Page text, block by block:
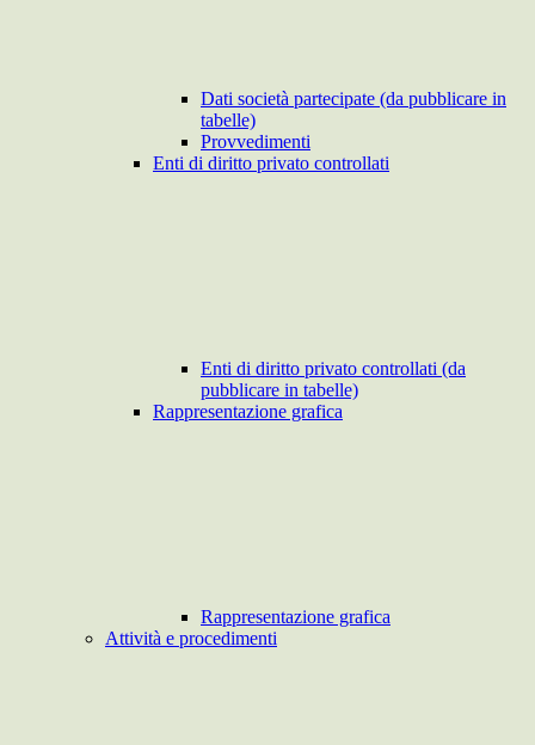
Dati società partecipate (da pubblicare in
tabelle)
Provvedimenti
Enti di diritto privato controllati
Enti di diritto privato controllati (da
pubblicare in tabelle)
Rappresentazione grafica
Rappresentazione grafica
Attività e procedimenti